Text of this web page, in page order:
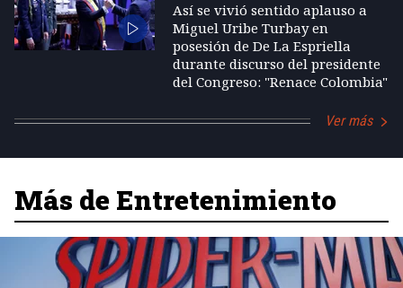
Así se vivió sentido aplauso a
Miguel Uribe Turbay en
posesión de De La Espriella
durante discurso del presidente
del Congreso: "Renace Colombia"
Ver más
Más de Entretenimiento